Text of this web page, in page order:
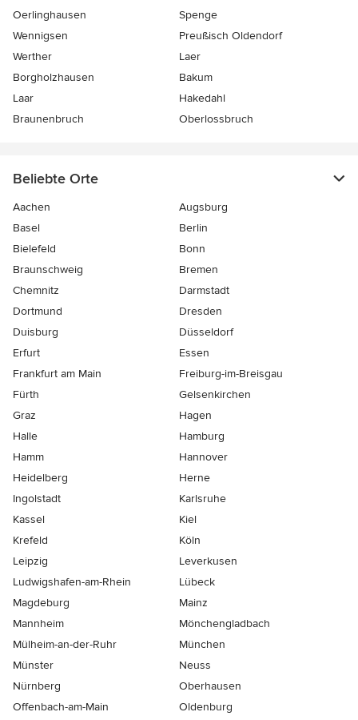
Oerlinghausen
Spenge
Wennigsen
Preußisch Oldendorf
Werther
Laer
Borgholzhausen
Bakum
Laar
Hakedahl
Braunenbruch
Oberlossbruch
Beliebte Orte
Aachen
Augsburg
Basel
Berlin
Bielefeld
Bonn
Braunschweig
Bremen
Chemnitz
Darmstadt
Dortmund
Dresden
Duisburg
Düsseldorf
Erfurt
Essen
Frankfurt am Main
Freiburg-im-Breisgau
Fürth
Gelsenkirchen
Graz
Hagen
Halle
Hamburg
Hamm
Hannover
Heidelberg
Herne
Ingolstadt
Karlsruhe
Kassel
Kiel
Krefeld
Köln
Leipzig
Leverkusen
Ludwigshafen-am-Rhein
Lübeck
Magdeburg
Mainz
Mannheim
Mönchen­gladbach
Mülheim-an-der-Ruhr
München
Münster
Neuss
Nürnberg
Oberhausen
Offenbach-am-Main
Oldenburg